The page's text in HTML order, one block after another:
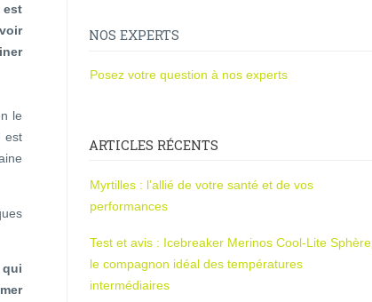
est
le
est
NOS EXPERTS
Posez votre question à nos experts
ARTICLES RÉCENTS
Myrtilles : l’allié de votre santé et de vos
performances
Test et avis : Icebreaker Merinos Cool-Lite Sphère,
le compagnon idéal des températures
intermédiaires